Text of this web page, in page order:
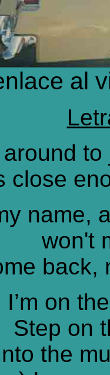
al
close
name,
won't
back,
I’m on
Step on
the